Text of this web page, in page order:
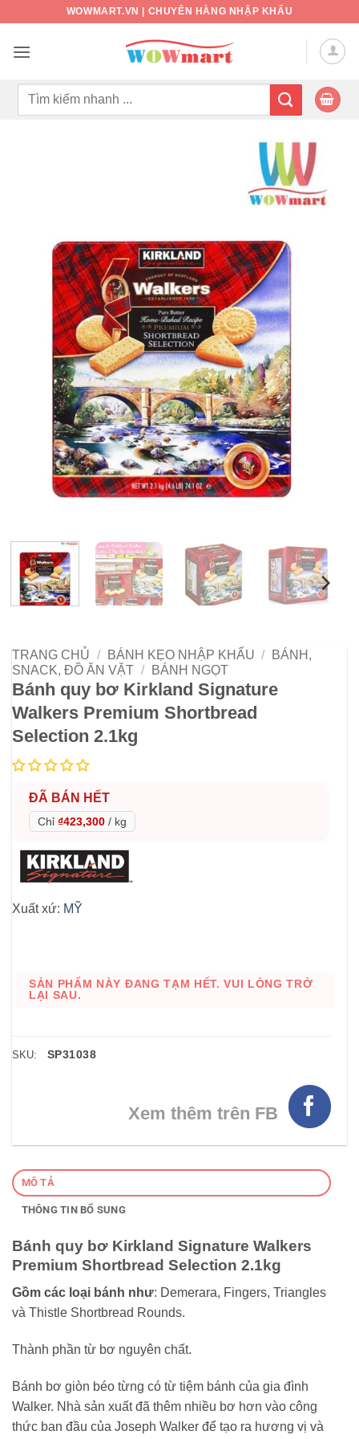
nội
WOWMART.VN | CHUYÊN HÀNG NHẬP KHẨU
Tìm
TRANG CHỦ / BÁNH KẸO NHẬP KHẨU /
BÁNH,
SNACK, ĐỒ ĂN VẶT / BÁNH NGỌT
Bánh quy bơ Kirkland Signature
Walkers Premium Shortbread
Selection 2.1kg
ĐÃ BÁN HẾT
Chỉ ₫423,300 / kg
Xuất xứ: MỸ
SẢN PHẨM NÀY ĐANG TẠM HẾT. VUI LÒNG TRỞ
LẠI SAU.
SKU: SP31038
Xem thêm trên FB
MÔ TẢ
THÔNG TIN BỔ SUNG
Bánh quy bơ Kirkland Signature Walkers
Premium Shortbread Selection 2.1kg
Gồm các loại bánh như: Demerara, Fingers, Triangles
và Thistle Shortbread Rounds.
Thành phần từ bơ nguyên chất.
Bánh bơ giòn béo từng có từ tiệm bánh của gia đình
Walker. Nhà sản xuất đã thêm nhiều bơ hơn vào công
thức ban đầu của Joseph Walker để tạo ra hương vị và